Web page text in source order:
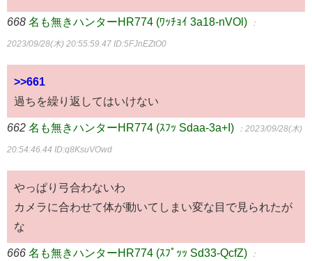
668 名も無きハンターHR774 (ﾜｯﾁｮｲ 3a18-nVOl) ：
2023/09/28(木) 20:55:59.47 ID:5FJnEZtO0
>>661
過ちを繰り返してはいけない
662 名も無きハンターHR774 (ｽﾌｯ Sdaa-3a+I) ：2023/09/28(木)
20:54:46.44 ID:q8KsuVOwd
やっぱり弓合わないわ
カメラに合わせて体が動いてしまい変な目で見られたが
な
666 名も無きハンターHR774 (ｽﾌﾟｯｯ Sd33-QcfZ) ：